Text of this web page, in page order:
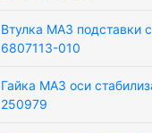
Втулка МАЗ подставки
6807113-010
Гайка МАЗ оси
250979